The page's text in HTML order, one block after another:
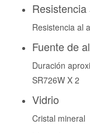
Resistencia al
Fuente de
Duración
SR726W X 2
Vidrio
Cristal mineral